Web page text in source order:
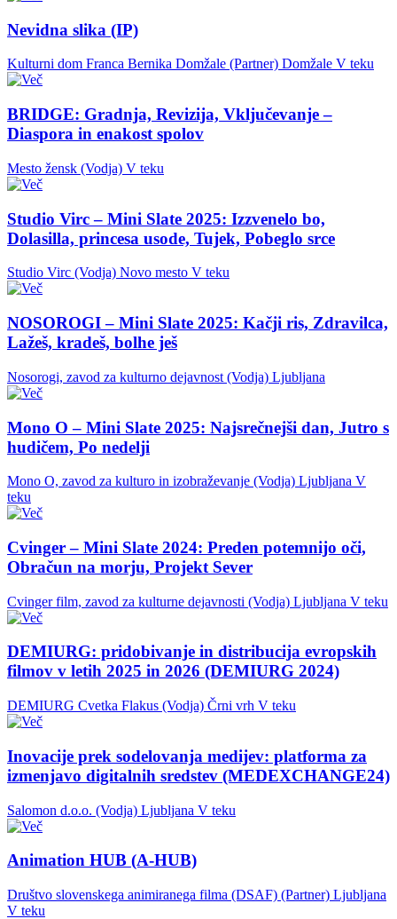
Nevidna slika (IP)
Kulturni dom Franca Bernika Domžale (Partner) Domžale V teku
BRIDGE: Gradnja, Revizija, Vključevanje –
Diaspora in enakost spolov
Mesto žensk (Vodja) V teku
Studio Virc – Mini Slate 2025: Izzvenelo bo,
Dolasilla, princesa usode, Tujek, Pobeglo srce
Studio Virc (Vodja) Novo mesto V teku
NOSOROGI – Mini Slate 2025: Kačji ris, Zdravilca,
Lažeš, kradeš, bolhe ješ
Nosorogi, zavod za kulturno dejavnost (Vodja) Ljubljana
Mono O – Mini Slate 2025: Najsrečnejši dan, Jutro s
hudičem, Po nedelji
Mono O, zavod za kulturo in izobraževanje (Vodja) Ljubljana V
teku
Cvinger – Mini Slate 2024: Preden potemnijo oči,
Obračun na morju, Projekt Sever
Cvinger film, zavod za kulturne dejavnosti (Vodja) Ljubljana V teku
DEMIURG: pridobivanje in distribucija evropskih
filmov v letih 2025 in 2026 (DEMIURG 2024)
DEMIURG Cvetka Flakus (Vodja) Črni vrh V teku
Inovacije prek sodelovanja medijev: platforma za
izmenjavo digitalnih sredstev (MEDEXCHANGE24)
Salomon d.o.o. (Vodja) Ljubljana V teku
Animation HUB (A-HUB)
Društvo slovenskega animiranega filma (DSAF) (Partner) Ljubljana
V teku